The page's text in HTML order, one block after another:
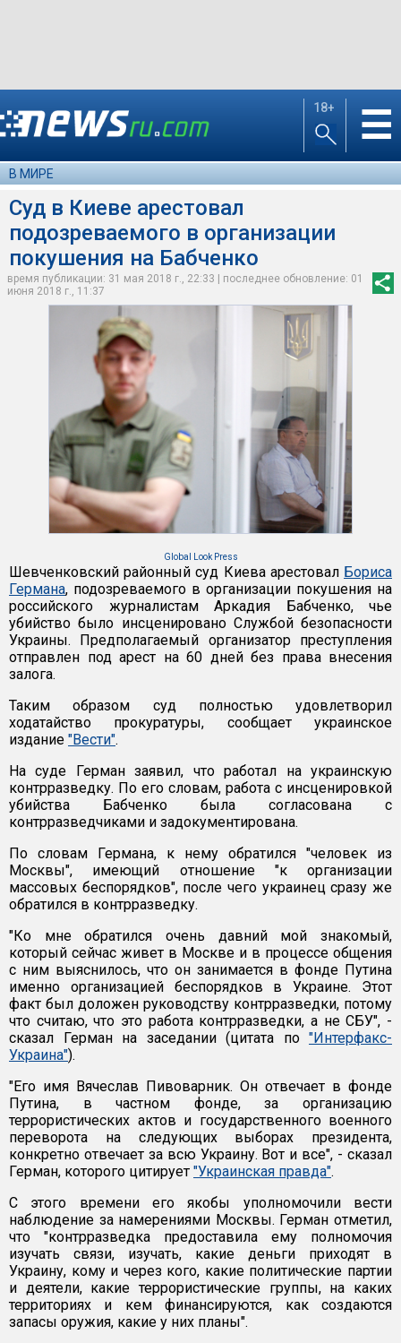
18+ ☰
В МИРЕ
Суд в Киеве арестовал
подозреваемого в организации
покушения на Бабченко
время публикации: 31 мая 2018 г., 22:33 | последнее обновление: 01
июня 2018 г., 11:37
Global Look Press
Шевченковский районный суд Киева арестовал Бориса
Германа, подозреваемого в организации покушения на
российского журналистам Аркадия Бабченко, чье
убийство было инсценировано Службой безопасности
Украины. Предполагаемый организатор преступления
отправлен под арест на 60 дней без права внесения
залога.
Таким образом суд полностью удовлетворил
ходатайство прокуратуры, сообщает украинское
издание "Вести".
На суде Герман заявил, что работал на украинскую
контрразведку. По его словам, работа с инсценировкой
убийства Бабченко была согласована с
контрразведчиками и задокументирована.
По словам Германа, к нему обратился "человек из
Москвы", имеющий отношение "к организации
массовых беспорядков", после чего украинец сразу же
обратился в контрразведку.
"Ко мне обратился очень давний мой знакомый,
который сейчас живет в Москве и в процессе общения
с ним выяснилось, что он занимается в фонде Путина
именно организацией беспорядков в Украине. Этот
факт был доложен руководству контрразведки, потому
что считаю, что это работа контрразведки, а не СБУ", -
сказал Герман на заседании (цитата по "Интерфакс-
Украина").
"Его имя Вячеслав Пивоварник. Он отвечает в фонде
Путина, в частном фонде, за организацию
террористических актов и государственного военного
переворота на следующих выборах президента,
конкретно отвечает за всю Украину. Вот и все", - сказал
Герман, которого цитирует "Украинская правда".
С этого времени его якобы уполномочили вести
наблюдение за намерениями Москвы. Герман отметил,
что "контрразведка предоставила ему полномочия
изучать связи, изучать, какие деньги приходят в
Украину, кому и через кого, какие политические партии
и деятели, какие террористические группы, на каких
территориях и кем финансируются, как создаются
запасы оружия, какие у них планы".